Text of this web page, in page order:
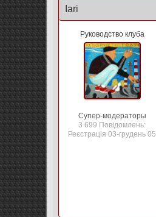
Iari
Руководство клуба
Супер-модераторы
3 699 Повідомлень:
Реєстрація 03-грудень 05